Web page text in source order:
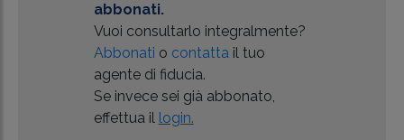
abbonati.
Vuoi consultarlo integralmente?
Abbonati o contatta il tuo
agente di fiducia.
Se invece sei già abbonato,
effettua il login.